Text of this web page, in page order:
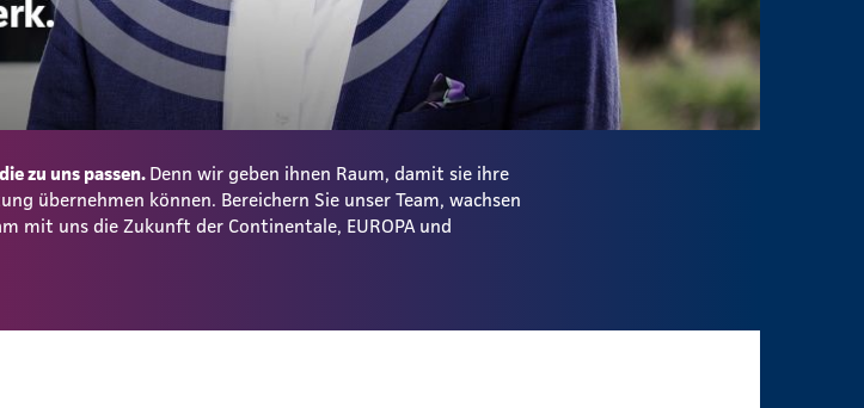
zu uns passen.Denn wir geben ihnen Raum, damit sie ihre
übernehmen können. Bereichern Sie unser Team, wachsen
mit uns die Zukunft der Continentale, EUROPA und